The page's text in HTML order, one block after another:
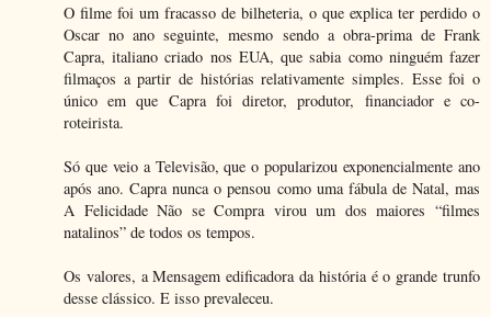
O filme foi um fracasso de bilheteria, o que explica ter perdido o
Oscar no ano seguinte, mesmo sendo a obra-prima de Frank
Capra, italiano criado nos EUA, que sabia como ninguém fazer
filmaços a partir de histórias relativamente simples. Esse foi o
único em que Capra foi diretor, produtor, financiador e co-
roteirista.
Só que veio a Televisão, que o popularizou exponencialmente ano
após ano. Capra nunca o pensou como uma fábula de Natal, mas
A Felicidade Não se Compra virou um dos maiores “filmes
natalinos” de todos os tempos.
Os valores, a Mensagem edificadora da história é o grande trunfo
desse clássico. E isso prevaleceu.